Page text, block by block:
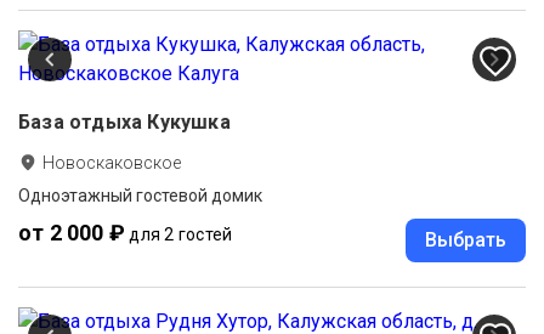
База отдыха Кукушка
Новоскаковское
Одноэтажный гостевой домик
от 2 000 ₽ для 2 гостей Выбрать